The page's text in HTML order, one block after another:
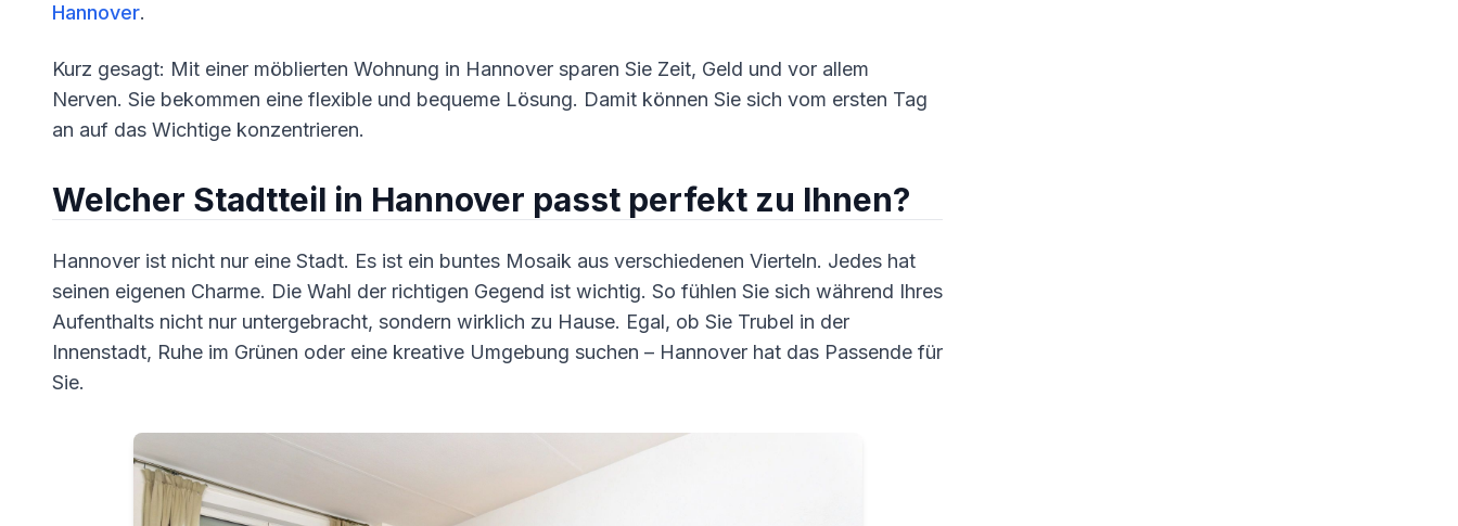
Hannover.
Kurz gesagt: Mit einer möblierten Wohnung in Hannover sparen Sie Zeit, Geld und vor allem
Nerven. Sie bekommen eine flexible und bequeme Lösung. Damit können Sie sich vom ersten Tag
an auf das Wichtige konzentrieren.
Welcher Stadtteil in Hannover passt perfekt zu Ihnen?
Hannover ist nicht nur eine Stadt. Es ist ein buntes Mosaik aus verschiedenen Vierteln. Jedes hat
seinen eigenen Charme. Die Wahl der richtigen Gegend ist wichtig. So fühlen Sie sich während Ihres
Aufenthalts nicht nur untergebracht, sondern wirklich zu Hause. Egal, ob Sie Trubel in der
Innenstadt, Ruhe im Grünen oder eine kreative Umgebung suchen – Hannover hat das Passende für
Sie.